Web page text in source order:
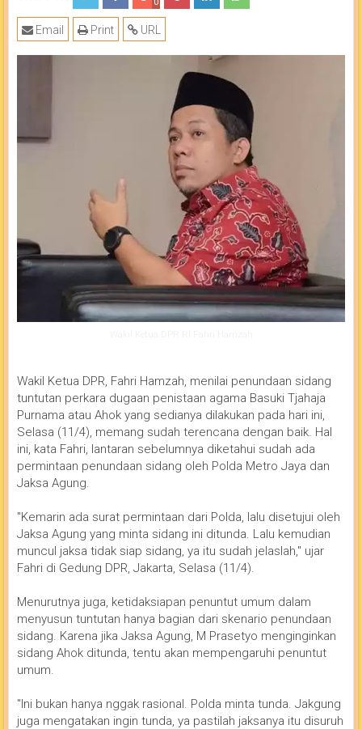
URL
Print
Email
Wakil Ketua DPR, Fahri Hamzah, menilai penundaan sidang
tuntutan perkara dugaan penistaan agama Basuki Tjahaja
Purnama atau Ahok yang sedianya dilakukan pada hari ini,
Selasa (11/4), memang sudah terencana dengan baik. Hal
ini, kata Fahri, lantaran sebelumnya diketahui sudah ada
permintaan penundaan sidang oleh Polda Metro Jaya dan
Jaksa Agung.
"Kemarin ada surat permintaan dari Polda, lalu disetujui oleh
Jaksa Agung yang minta sidang ini ditunda. Lalu kemudian
muncul jaksa tidak siap sidang, ya itu sudah jelaslah," ujar
Fahri di Gedung DPR, Jakarta, Selasa (11/4).
Menurutnya juga, ketidaksiapan penuntut umum dalam
menyusun tuntutan hanya bagian dari skenario penundaan
sidang. Karena jika Jaksa Agung, M Prasetyo menginginkan
sidang Ahok ditunda, tentu akan mempengaruhi penuntut
umum.
''Ini bukan hanya nggak rasional. Polda minta tunda. Jakgung
juga mengatakan ingin tunda, ya pastilah jaksanya itu disuruh